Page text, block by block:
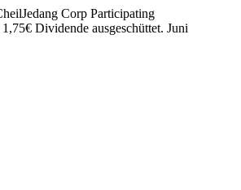
Corp Participating
1,75€ Dividende ausgeschüttet. Juni